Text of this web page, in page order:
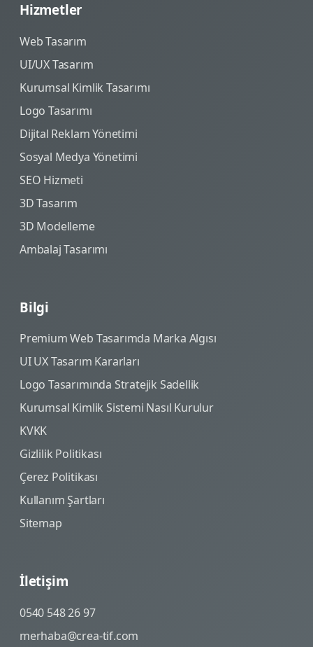
Hizmetler
Web Tasarım
UI/UX Tasarım
Kurumsal Kimlik Tasarımı
Logo Tasarımı
Dijital Reklam Yönetimi
Sosyal Medya Yönetimi
SEO Hizmeti
3D Tasarım
3D Modelleme
Ambalaj Tasarımı
Bilgi
Premium Web Tasarımda Marka Algısı
UI UX Tasarım Kararları
Logo Tasarımında Stratejik Sadellik
Kurumsal Kimlik Sistemi Nasıl Kurulur
KVKK
Gizlilik Politikası
Çerez Politikası
Kullanım Şartları
Sitemap
İletişim
0540 548 26 97
merhaba@crea-tif.com